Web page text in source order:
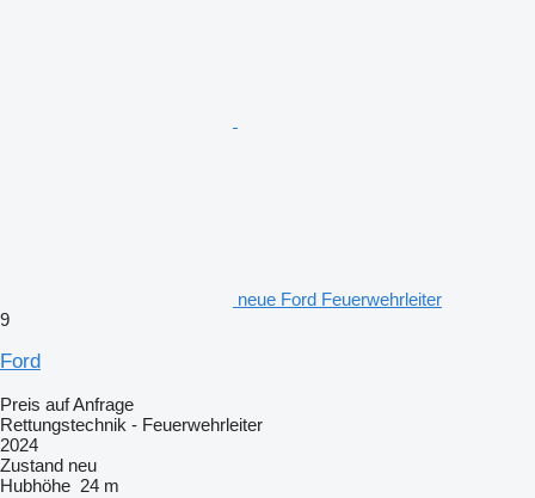
neue Ford Feuerwehrleiter
9
Ford
Preis auf Anfrage
Rettungstechnik - Feuerwehrleiter
2024
Zustand neu
Hubhöhe 24 m